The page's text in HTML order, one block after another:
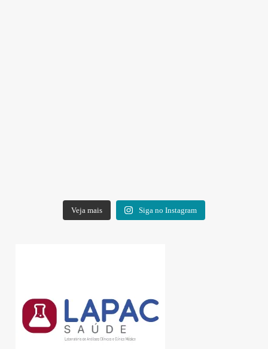
Veja mais Siga no Instagram